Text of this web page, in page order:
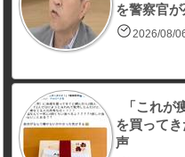
を警察官が
2026/08/
「これが
を買って
声